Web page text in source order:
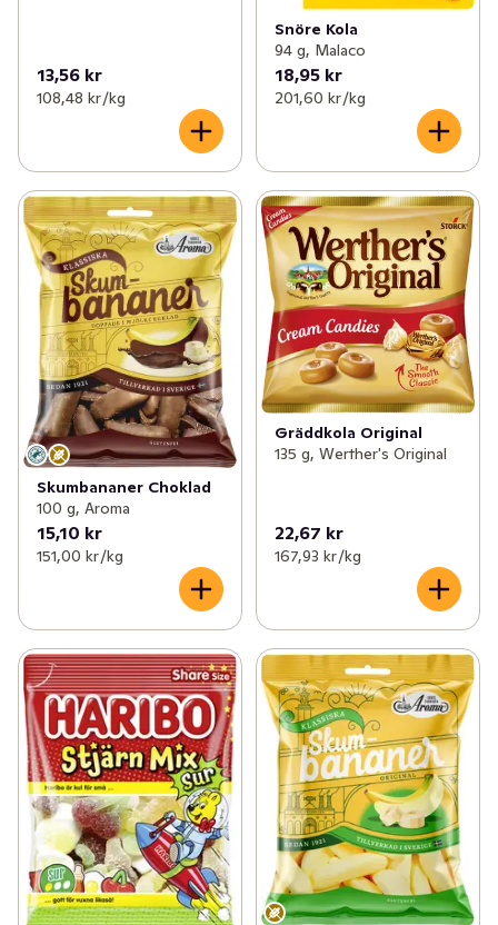
13,56 kr
108,48 kr /kg
Snöre Kola
94 g, Malaco
18,95 kr
201,60 kr /kg
Skumbananer Choklad
100 g, Aroma
15,10 kr
151,00 kr /kg
Gräddkola Original
135 g, Werther's Original
22,67 kr
167,93 kr /kg